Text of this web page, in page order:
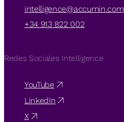
intelligence@accumin.com
+34 913 822 002
Redes Sociales Intelligence
YouTube
LinkedIn
X